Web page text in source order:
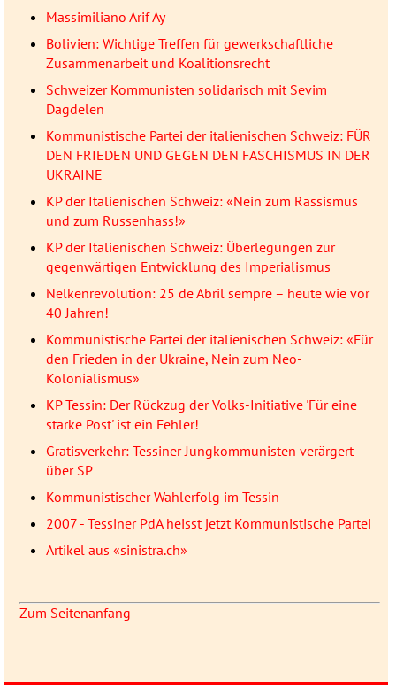
Massimiliano Arif Ay
Bolivien: Wichtige Treffen für gewerkschaftliche
Zusammenarbeit und Koalitionsrecht
Schweizer Kommunisten solidarisch mit Sevim
Dagdelen
Kommunistische Partei der italienischen Schweiz: FÜR
DEN FRIEDEN UND GEGEN DEN FASCHISMUS IN DER
UKRAINE
KP der Italienischen Schweiz: «Nein zum Rassismus
und zum Russenhass!»
KP der Italienischen Schweiz: Überlegungen zur
gegenwärtigen Entwicklung des Imperialismus
Nelkenrevolution: 25 de Abril sempre – heute wie vor
40 Jahren!
Kommunistische Partei der italienischen Schweiz: «Für
den Frieden in der Ukraine, Nein zum Neo-
Kolonialismus»
KP Tessin: Der Rückzug der Volks-Initiative 'Für eine
starke Post' ist ein Fehler!
Gratisverkehr: Tessiner Jungkommunisten verärgert
über SP
Kommunistischer Wahlerfolg im Tessin
2007 - Tessiner PdA heisst jetzt Kommunistische Partei
Artikel aus «sinistra.ch»
Zum Seitenanfang